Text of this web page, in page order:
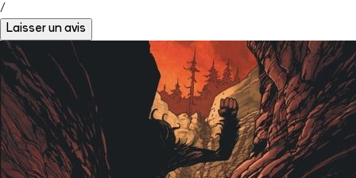
/
Laisser un avis